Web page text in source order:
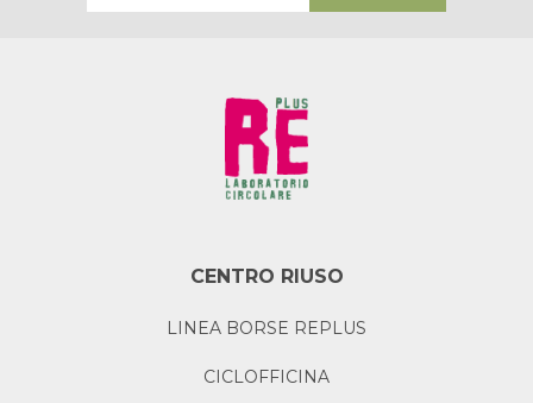
CENTRO RIUSO
LINEA BORSE REPLUS
CICLOFFICINA